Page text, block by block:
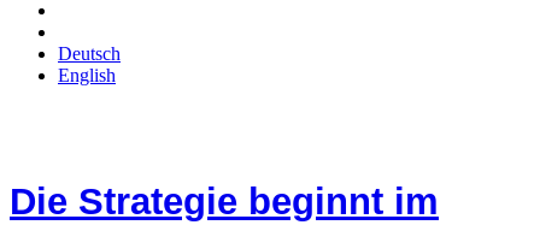
Deutsch
English
Die Strategie beginnt im